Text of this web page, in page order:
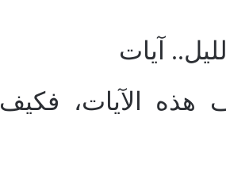
آيات
هذه الآيات، فكيف